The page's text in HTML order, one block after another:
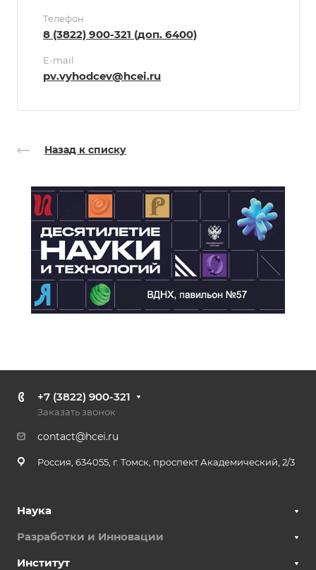
Телефон
8 (3822) 900-321 (доп. 6400)
E-mail
pv.vyhodcev@hcei.ru
Назад к списку
+7 (3822) 900-321
Заказать звонок
contact@hcei.ru
Россия, 634055, г. Томск, проспект Академический, 2/3
Наука
Разработки и Инновации
Институт